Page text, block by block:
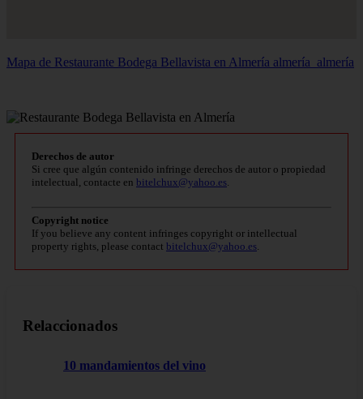
Mapa de Restaurante Bodega Bellavista en Almería almería_almería
Derechos de autor
Si cree que algún contenido infringe derechos de autor o propiedad
intelectual, contacte en bitelchux@yahoo.es
Copyright notice
If you believe any content infringes copyright or intellectual
property rights, please contact bitelchux@yahoo.es
Relaccionados
10 mandamientos del vino